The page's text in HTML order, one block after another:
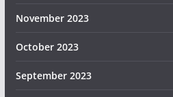
November 2023
October 2023
September 2023